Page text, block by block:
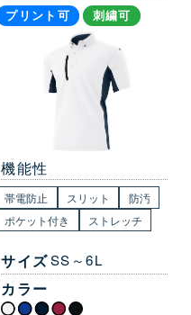
プリント可 刺繍可
機能性
帯電防止 スリット
防汚
ポケット付き
ストレッチ
サイズSS～6L
カラー